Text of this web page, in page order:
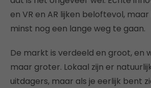
en VR en AR lijken beloftevol,
minst nog een lange weg te gaan.
De markt is verdeeld en groot, en
maar groter. Lokaal zijn er
uitdagers, maar als je eerlijk bent